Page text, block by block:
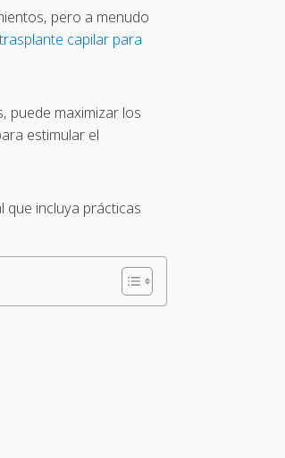
pero a menudo
trasplante capilar para
puede maximizar los
estimular el
que incluya prácticas